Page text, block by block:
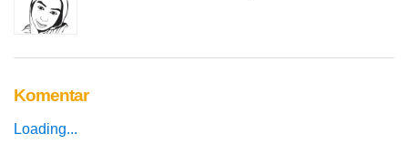
Komentar
Loading...